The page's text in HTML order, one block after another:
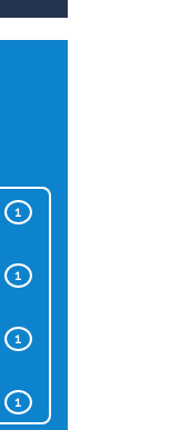
1
1
1
1